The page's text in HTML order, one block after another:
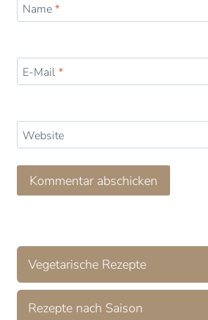
Name*
E-Mail*
Website
Vegetarische Rezepte
Rezepte nach Saison